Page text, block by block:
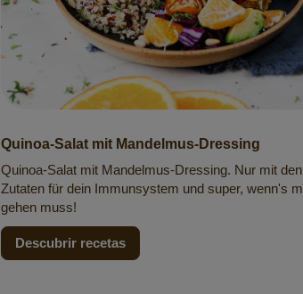
Quinoa-Salat mit Mandelmus-Dressing
Quinoa-Salat mit Mandelmus-Dressing. Nur mit
Zutaten für dein Immunsystem und super, wenn's
gehen muss!
Descubrir recetas